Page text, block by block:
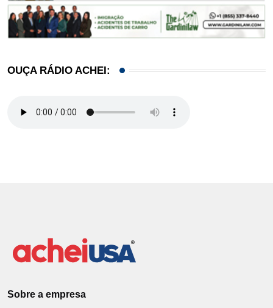
OUÇA RÁDIO ACHEI:
Sobre a empresa